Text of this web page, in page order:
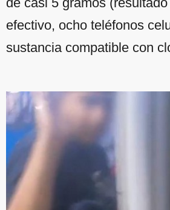
efectivo, ocho teléfonos
sustancia compatible con